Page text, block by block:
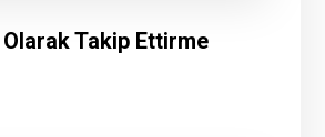
Takip Ettirme